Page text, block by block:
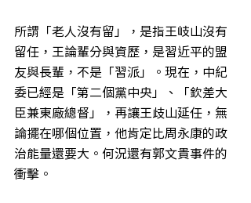
所謂「老人沒有留」，是指王岐山沒有
留任，王論輩分與資歷，是習近平的盟
友與長輩，不是「習派」。現在，中紀
委已經是「第二個黨中央」、「欽差大
臣兼東廠總督」，再讓王歧山延任，無
論擺在哪個位置，他肯定比周永康的政
治能量還要大。何況還有郭文貴事件的
衝擊。